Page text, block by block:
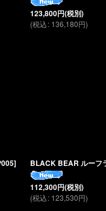
123,800円(税別)
(税込: 136,180円)
] BLACK BEAR ルーフ
112,300円(税別)
(税込: 123,530円)